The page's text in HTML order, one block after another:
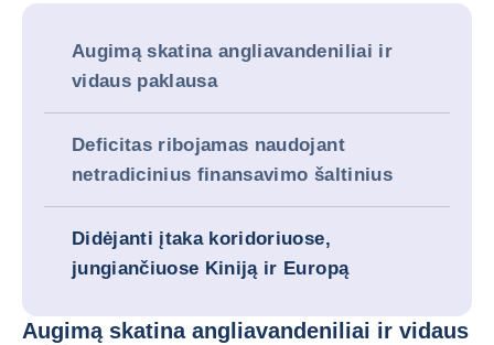
Augimą skatina angliavandeniliai ir
vidaus paklausa
Deficitas ribojamas naudojant
netradicinius finansavimo šaltinius
Didėjanti įtaka koridoriuose,
jungiančiuose Kiniją ir Europą
Augimą skatina angliavandeniliai ir vidaus